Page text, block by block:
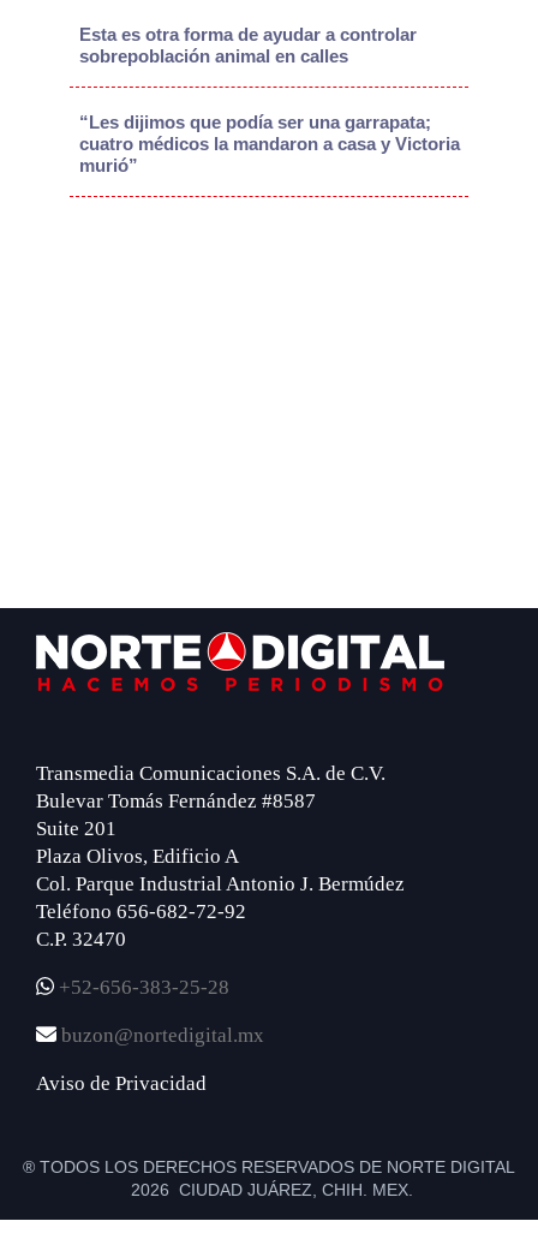
Esta es otra forma de ayudar a controlar
sobrepoblación animal en calles
“Les dijimos que podía ser una garrapata;
cuatro médicos la mandaron a casa y Victoria
murió”
Footer
Transmedia Comunicaciones S.A. de C.V.
Bulevar Tomás Fernández #8587
Suite 201
Plaza Olivos, Edificio A
Col. Parque Industrial Antonio J. Bermúdez
Teléfono 656-682-72-92
C.P. 32470
+52-656-383-25-28
buzon@nortedigital.mx
Aviso de Privacidad
® TODOS LOS DERECHOS RESERVADOS DE NORTE DIGITAL
2026 CIUDAD JUÁREZ, CHIH. MEX.